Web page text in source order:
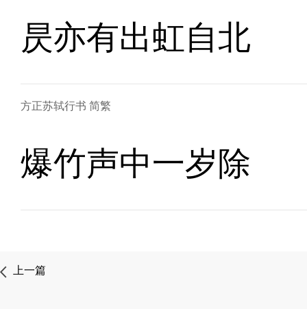
昃亦有出虹自北
方正苏轼行书 简繁
爆竹声中一岁除
上一篇